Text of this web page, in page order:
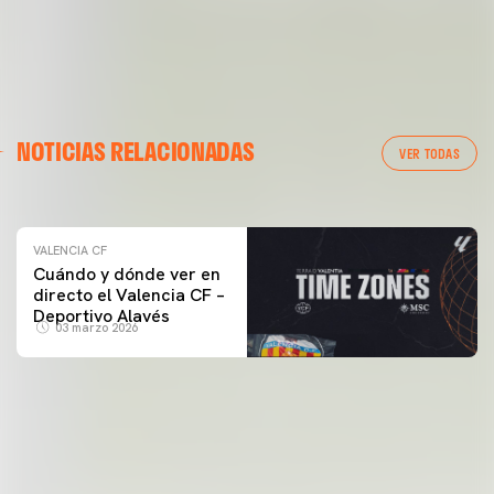
NOTICIAS RELACIONADAS VER TODAS
ENTRENAMIENTO DEL VALENCIA CF 04/03/26
VALENCIA CF
Cuándo y dónde ver en
directo el Valencia CF –
Deportivo Alavés
03 marzo 2026